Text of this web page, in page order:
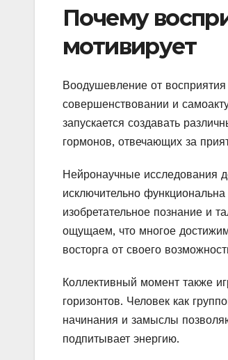
Почему
мотивирует
Воодушевление от
совершенствовании и
запускается создавать
гормонов, отвечающих за
Нейронаучные исследования
исключительно
изобретательное познание и
ощущаем, что многое
восторга от своего
Коллективный момент также
горизонтов. Человек как
начинания и замыслы
подпитывает энергию.